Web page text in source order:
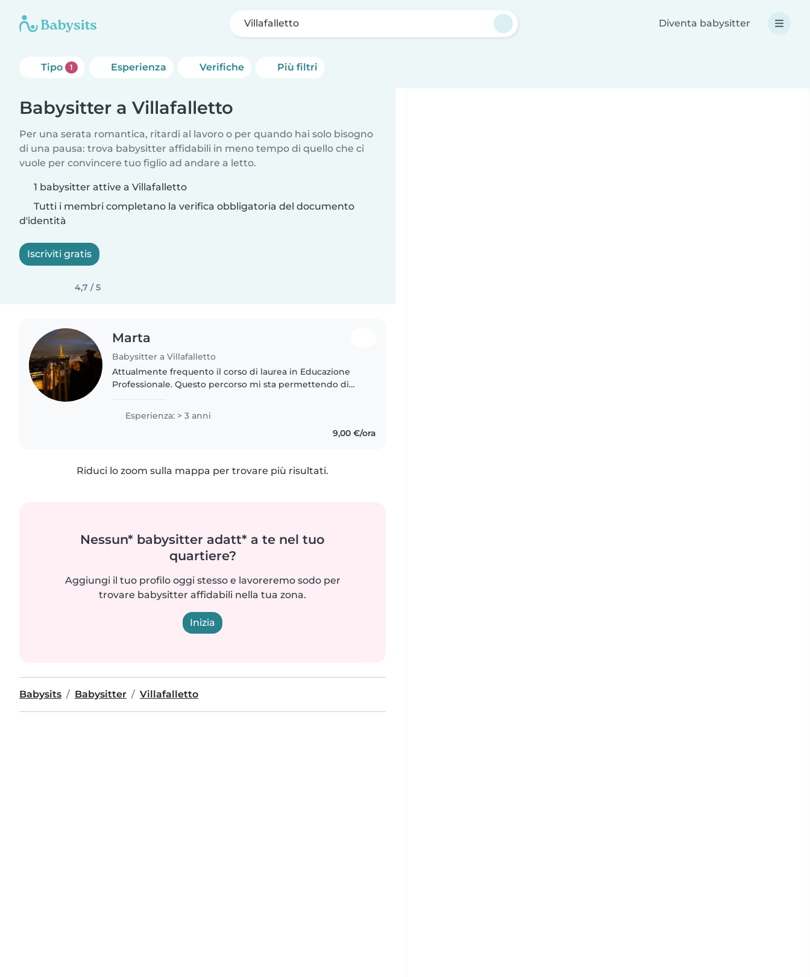
Villafalletto Diventa babysitter
Tipo 1 Esperienza Verifiche Più filtri
Babysitter a Villafalletto
Per una serata romantica, ritardi al lavoro o per quando hai solo bisogno
di una pausa: trova babysitter affidabili in meno tempo di quello che ci
vuole per convincere tuo figlio ad andare a letto.
1 babysitter attive a Villafalletto
Tutti i membri completano la verifica obbligatoria del documento
d'identità
Iscriviti gratis
4,7 / 5
Marta
Babysitter a Villafalletto
Attualmente frequento il corso di laurea in Educazione
Professionale. Questo percorso mi sta permettendo di
supporto alla persona..
Esperienza: > 3 anni
9,00 €/ora
Riduci lo zoom sulla mappa per trovare più risultati.
Nessun* babysitter adatt* a te nel tuo
quartiere?
Aggiungi il tuo profilo oggi stesso e lavoreremo sodo per
trovare babysitter affidabili nella tua zona.
Inizia
Babysits Babysitter Villafalletto